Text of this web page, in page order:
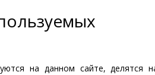
на данном сайте, делятся